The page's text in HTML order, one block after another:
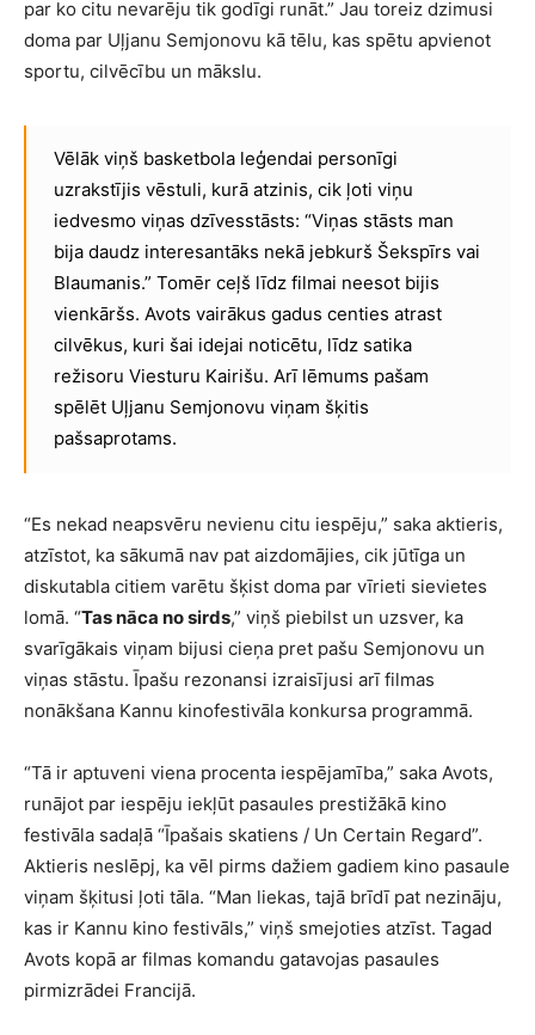
par ko citu nevarēju tik godīgi runāt.” Jau toreiz dzimusi
doma par Uļjanu Semjonovu kā tēlu, kas spētu apvienot
sportu, cilvēcību un mākslu.
Vēlāk viņš basketbola leģendai personīgi
uzrakstījis vēstuli, kurā atzinis, cik ļoti viņu
iedvesmo viņas dzīvesstāsts: “Viņas stāsts man
bija daudz interesantāks nekā jebkurš Šekspīrs vai
Blaumanis.” Tomēr ceļš līdz filmai neesot bijis
vienkāršs. Avots vairākus gadus centies atrast
cilvēkus, kuri šai idejai noticētu, līdz satika
režisoru Viesturu Kairišu. Arī lēmums pašam
spēlēt Uļjanu Semjonovu viņam šķitis
pašsaprotams.
“Es nekad neapsvēru nevienu citu iespēju,” saka aktieris,
atzīstot, ka sākumā nav pat aizdomājies, cik jūtīga un
diskutabla citiem varētu šķist doma par vīrieti sievietes
lomā. “Tas nāca no sirds,” viņš piebilst un uzsver, ka
svarīgākais viņam bijusi cieņa pret pašu Semjonovu un
viņas stāstu. Īpašu rezonansi izraisījusi arī filmas
nonākšana Kannu kinofestivāla konkursa programmā.
“Tā ir aptuveni viena procenta iespējamība,” saka Avots,
runājot par iespēju iekļūt pasaules prestižākā kino
festivāla sadaļā “Īpašais skatiens / Un Certain Regard”.
Aktieris neslēpj, ka vēl pirms dažiem gadiem kino pasaule
viņam šķitusi ļoti tāla. “Man liekas, tajā brīdī pat nezināju,
kas ir Kannu kino festivāls,” viņš smejoties atzīst. Tagad
Avots kopā ar filmas komandu gatavojas pasaules
pirmizrādei Francijā.